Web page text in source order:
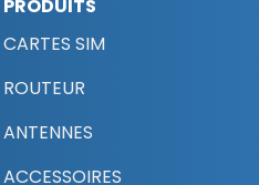
PRODUITS
CARTES SIM
ROUTEUR
ANTENNES
ACCESSOIRES